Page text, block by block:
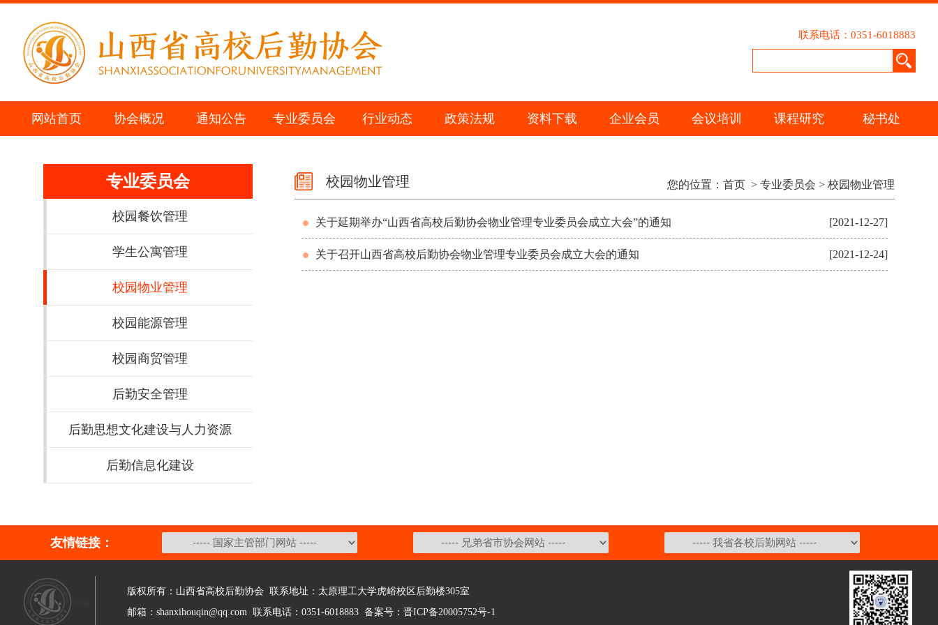
联系电话：0351-6018883
网站首页 协会概况 通知公告 专业委员会 行业动态 政策法规 资料下载 企业会员 会议培训 课程研究 秘书处
专业委员会
校园餐饮管理
学生公寓管理
校园物业管理
校园能源管理
校园商贸管理
后勤安全管理
后勤思想文化建设与人力资源
后勤信息化建设
校园物业管理 您的位置： 首页 > 专业委员会 > 校园物业管理
[2021-12-27]
关于延期举办“山西省高校后勤协会物业管理专业委员会成立大会”的通知
[2021-12-24]
关于召开山西省高校后勤协会物业管理专业委员会成立大会的通知
友情链接：
版权所有：山西省高校后勤协会 联系地址：太原理工大学虎峪校区后勤楼305室
邮箱：shanxihouqin@qq.com 联系电话：0351-6018883 备案号：晋ICP备20005752号-1